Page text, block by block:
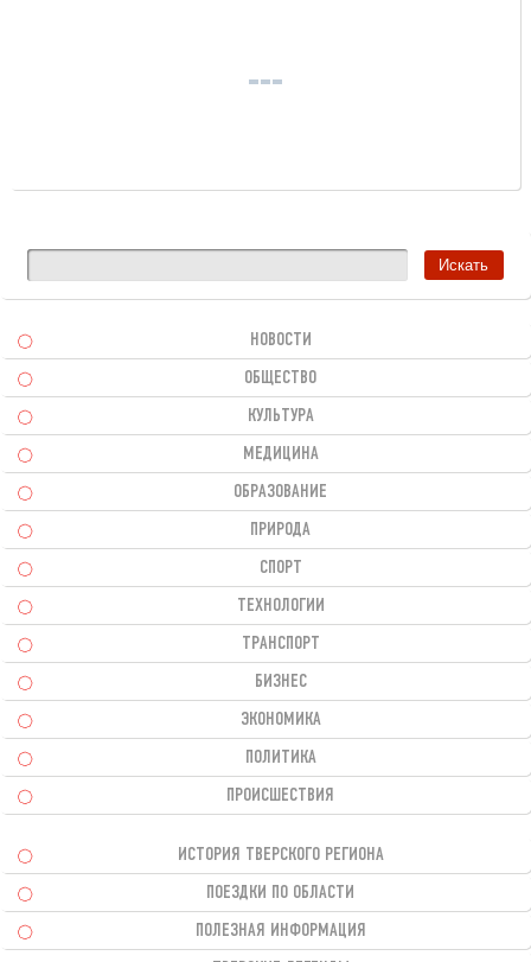
НОВОСТИ
ОБЩЕСТВО
КУЛЬТУРА
МЕДИЦИНА
ОБРАЗОВАНИЕ
ПРИРОДА
СПОРТ
ТЕХНОЛОГИИ
ТРАНСПОРТ
БИЗНЕС
ЭКОНОМИКА
ПОЛИТИКА
ПРОИСШЕСТВИЯ
ИСТОРИЯ ТВЕРСКОГО РЕГИОНА
ПОЕЗДКИ ПО ОБЛАСТИ
ПОЛЕЗНАЯ ИНФОРМАЦИЯ